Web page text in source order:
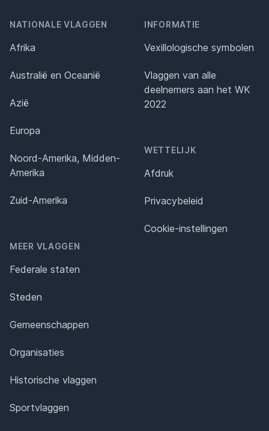
NATIONALE VLAGGEN
Afrika
Australië en Oceanië
Azië
Europa
Noord-Amerika, Midden-
Amerika
Zuid-Amerika
MEER VLAGGEN
Federale staten
Steden
Gemeenschappen
Organisaties
Historische vlaggen
Sportvlaggen
INFORMATIE
Vexillologische symbolen
Vlaggen van alle
deelnemers aan het WK
2022
WETTELIJK
Afdruk
Privacybeleid
Cookie-instellingen